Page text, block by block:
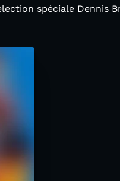
spéciale Dennis